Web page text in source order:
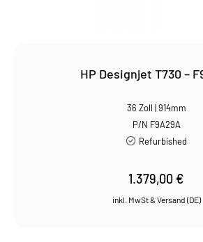
HP Designjet T730 –
36 Zoll | 914mm
P/N F9A29A
Refurbished
1.379,00 €